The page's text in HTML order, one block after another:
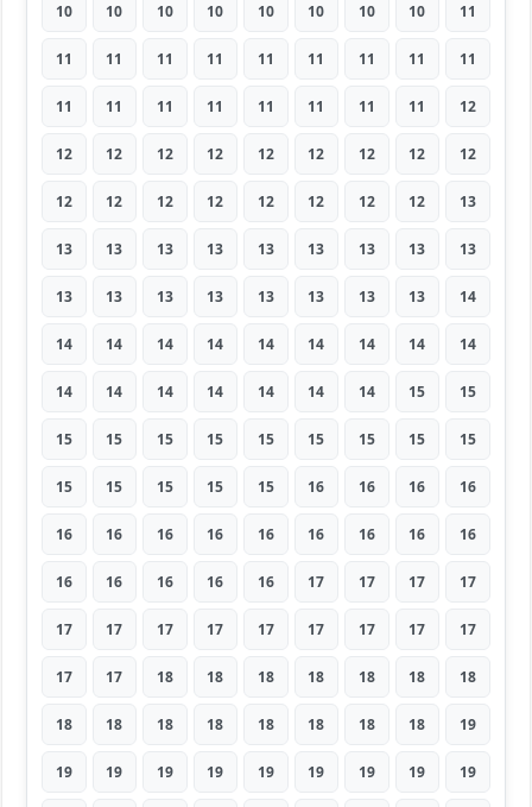
10 10 10 10 10 10 10 10 11
11 11 11 11 11 11 11 11 11
11 11 11 11 11 11 11 11 12
12 12 12 12 12 12 12 12 12
12 12 12 12 12 12 12 12 13
13 13 13 13 13 13 13 13 13
13 13 13 13 13 13 13 13 14
14 14 14 14 14 14 14 14 14
14 14 14 14 14 14 14 15 15
15 15 15 15 15 15 15 15 15
15 15 15 15 15 16 16 16 16
16 16 16 16 16 16 16 16 16
16 16 16 16 16 17 17 17 17
17 17 17 17 17 17 17 17 17
17 17 18 18 18 18 18 18 18
18 18 18 18 18 18 18 18 19
19 19 19 19 19 19 19 19 19